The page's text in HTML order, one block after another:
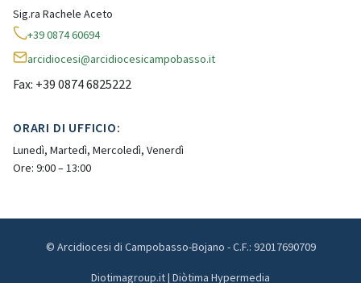
Sig.ra Rachele Aceto
+39 0874 60694
arcidiocesi@arcidiocesicampobasso.it
Fax: +39 0874 6825222
ORARI DI UFFICIO:
Lunedì, Martedì, Mercoledì, Venerdì
Ore: 9:00 – 13:00
© Arcidiocesi di Campobasso-Bojano - C.F.: 92017690709
Diotimagroup.it | Diòtima Hypermedia